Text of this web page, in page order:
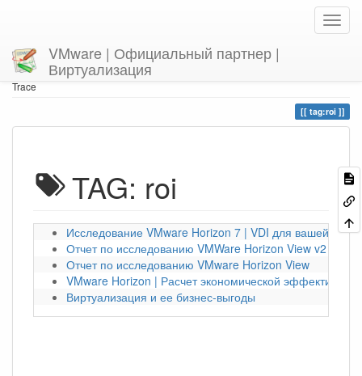
VMware | Официальный партнер |
Виртуализация
You are here Home
tag
roi
Trace
tag:roi
TAG: roi
Исследование VMware Horizon 7 | VDI для вашей
Отчет по исследованию VMWare Horizon View v2
Отчет по исследованию VMware Horizon View
VMware Horizon | Расчет экономической
Виртуализация и ее бизнес-выгоды